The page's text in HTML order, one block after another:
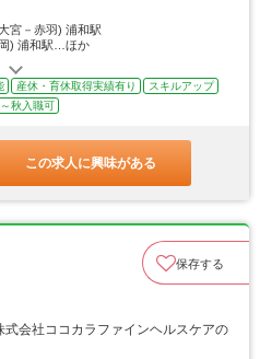
宮－赤羽) 浦和駅
岡) 浦和駅…ほか
産休・育休取得実績有り
スキルアップ
秋入職可
この求人に興味がある
保存する
会社ココカラファインヘルスケアの